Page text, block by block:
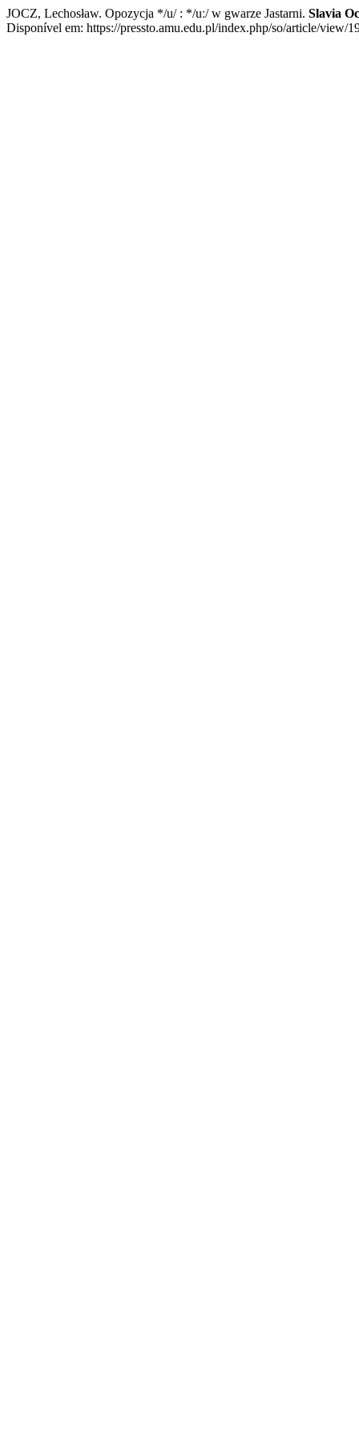
JOCZ, Lechosław. Opozycja */u/ : */uː/ w gwarze Jastarni. Slavia
Disponível em: https://pressto.amu.edu.pl/index.php/so/article/view/